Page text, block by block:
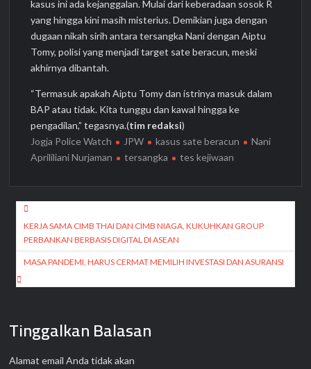
kasus ini ada kejanggalan. Mulai dari keberadaan sosok R
yang hingga kini masih misterius. Demikian juga dengan
dugaan nikah sirih antara tersangka Nani dengan Aiptu
Tomy, polisi yang menjadi target sate beracun, meski
akhirnya dibantah.
“Termasuk apakah Aiptu Tomy dan istrinya masuk dalam
BAP atau tidak. Kita tunggu dan kawal hingga ke
pengadilan,” tegasnya.(tim redaksi)
Jogja Police Watch
JPW kasus sate beracun
Nani
Aprililiani Nurjaman
tersangka tes kejiwaan
Navigasi
pos
KERJA SAMA CIMB THAI DAN CIMB NIAGA, KUKUHKAN GROUP
PERBANKAN BERBASIS DIGITAL DI ASEAN
MASA PANDEMI, HARUS CERMAT MEMILIH INVESTASI DAN ASURANSI
Tinggalkan Balasan
Alamat email Anda tidak akan